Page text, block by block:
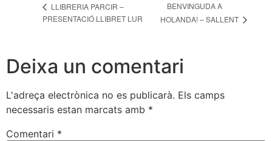
LLIBRERIA PARCIR –
PRESENTACIÓ LLIBRET LUR
BENVINGUDA A
HOLANDA! – SALLENT
Deixa un comentari
L'adreça electrònica no es publicarà. Els camps
necessaris estan marcats amb *
Comentari *